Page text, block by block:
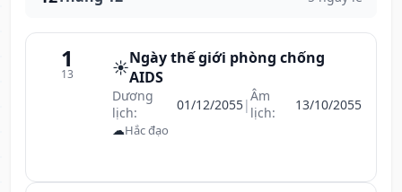
1
13 ☀️Ngày thế giới phòng chống
AIDS
Dương
lịch:
01/12/2055|Âm
lịch:
13/10/2055
☁Hắc đạo